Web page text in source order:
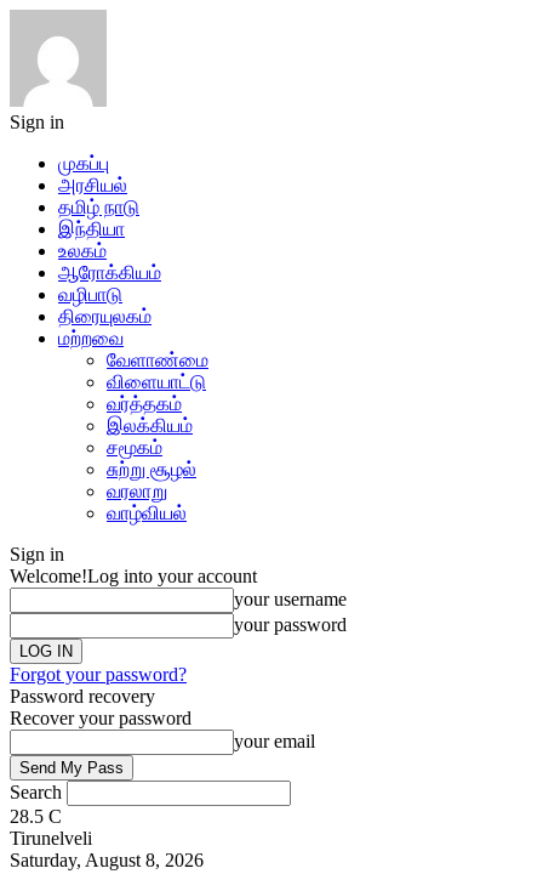
Sign in
முகப்பு
அரசியல்
தமிழ் நாடு
இந்தியா
உலகம்
ஆரோக்கியம்
வழிபாடு
திரையுலகம்
மற்றவை
வேளாண்மை
விளையாட்டு
வர்த்தகம்
இலக்கியம்
சமூகம்
சுற்று சூழல்
வரலாறு
வாழ்வியல்
Sign in
Welcome!Log into your account
your username
your password
Forgot your password?
Password recovery
Recover your password
your email
Search
28.5 C
Tirunelveli
Saturday, August 8, 2026